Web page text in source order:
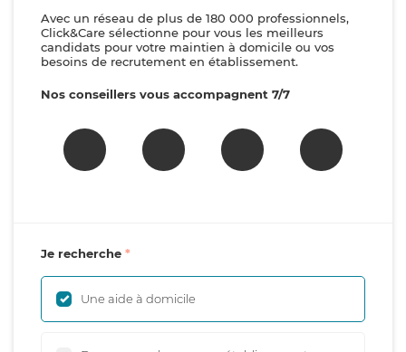
Avec un réseau de plus de 180 000 professionnels,
Click&Care sélectionne pour vous les meilleurs
candidats pour votre maintien à domicile ou vos
besoins de recrutement en établissement.
Nos conseillers vous accompagnent 7/7
Je recherche
Une aide à domicile